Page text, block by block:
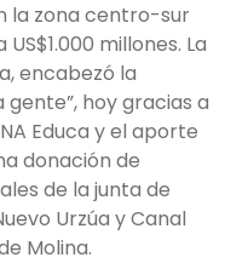
la zona centro-sur
millones. La
encabezó la
hoy gracias a
Educa y el aporte
donación de
de la junta de
Urzúa y Canal
Molina.